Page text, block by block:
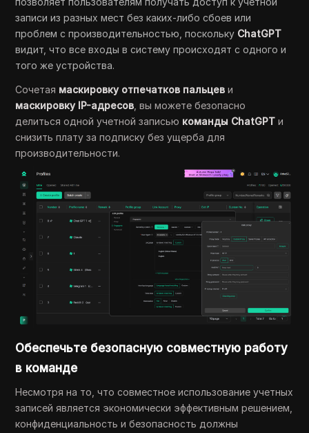
записи из разных мест без каких-либо сбоев или
проблем с производительностью, поскольку ChatGPT
видит, что все входы в систему происходят с одного и
того же устройства.
Сочетая маскировку отпечатков пальцев и
маскировку IP-адресов , вы можете безопасно
делиться одной учетной записью команды ChatGPT и
снизить плату за подписку без ущерба для
производительности.
Обеспечьте безопасную совместную работу
в команде
Несмотря на то, что совместное использование учетных
записей является экономически эффективным решением,
конфиденциальность и безопасность должны